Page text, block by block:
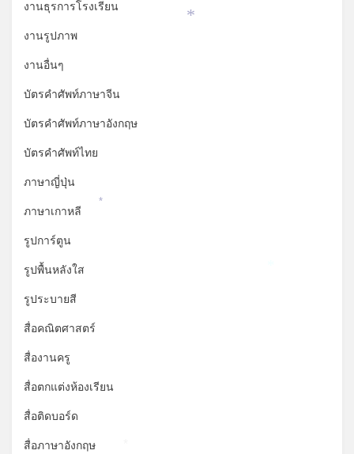
งานธุรการโรงเรียน
งานรูปภาพ
งานอื่นๆ
บัตรคำศัพท์ภาษาจีน
บัตรคำศัพท์ภาษาอังกฤษ
บัตรคำศัพท์ไทย
ภาษาญี่ปุ่น
ภาษาเกาหลี
รูปการ์ตูน
รูปพื้นหลังใส
รูประบายสี
สื่อคณิตศาสตร์
สื่องานครู
สื่อตกแต่งห้องเรียน
สื่อติดบอร์ด
สื่อภาษาอังกฤษ